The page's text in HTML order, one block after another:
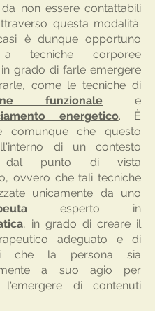
da non essere contattabili
questa modalità.
è dunque opportuno
a tecniche corporee
grado di farle emergere
come le tecniche di
funzionale e
energetico. È
comunque che questo
di un contesto
dal punto di vista
ovvero che tali tecniche
unicamente da uno
esperto in
, in grado di creare il
adeguato e di
che la persona sia
a suo agio per
l'emergere di contenuti